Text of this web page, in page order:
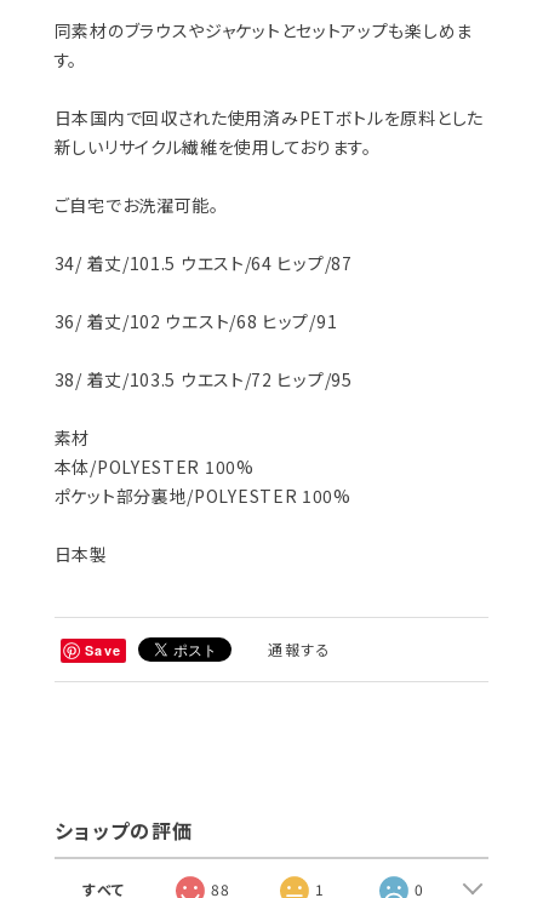
同素材のブラウスやジャケットとセットアップも楽しめま
す。
日本国内で回収された使用済みPETボトルを原料とした
新しいリサイクル繊維を使用しております。
ご自宅でお洗濯可能。
34/ 着丈/101.5 ウエスト/64 ヒップ/87
36/ 着丈/102 ウエスト/68 ヒップ/91
38/ 着丈/103.5 ウエスト/72 ヒップ/95
素材
本体/POLYESTER 100%
ポケット部分裏地/POLYESTER 100%
日本製
Save 通報する
ショップの評価
すべて 88 1 0